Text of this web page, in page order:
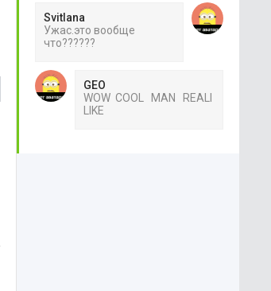
Svitlana
Ужас.это вообще
что??????
GEO
WOW COOL MAN REALI
LIKE